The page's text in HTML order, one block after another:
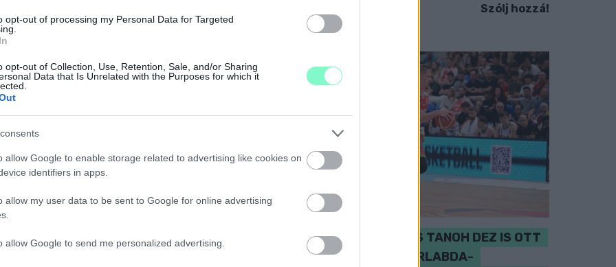
opt-out of processing my Personal Data for Targeted
opt-out of Collection, Use, Retention, Sale, and/or Sharing
Data that Is Unrelated with the Purposes for which it
allow Google to enable storage related to advertising like cookies on
identifiers in apps.
allow my user data to be sent to Google for online advertising
allow Google to send me personalized advertising.
Szólj hozzá!
PERL, VÁRADI ÉS TANOH DEZ IS OTT
VAN A FÉRFI KOSÁRLABDA-